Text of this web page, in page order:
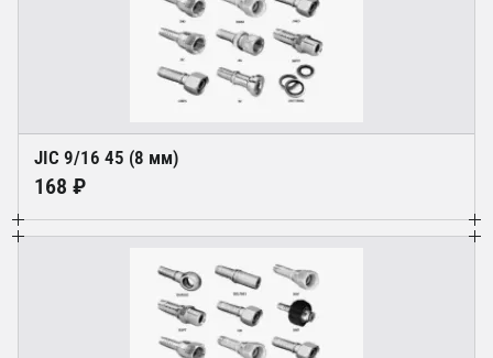
JIC 9/16 45 (8 мм)
168 ₽